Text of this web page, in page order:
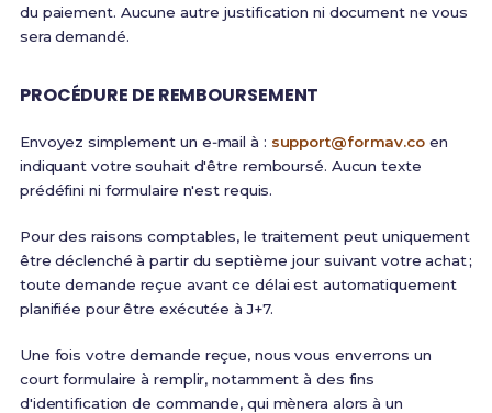
du paiement. Aucune autre justification ni document ne vous
sera demandé.
PROCÉDURE DE REMBOURSEMENT
Envoyez simplement un e‑mail à : support@formav.coen
indiquant votre souhait d'être remboursé. Aucun texte
prédéfini ni formulaire n'est requis.
Pour des raisons comptables, le traitement peut uniquement
être déclenché à partir du septième jour suivant votre achat ;
toute demande reçue avant ce délai est automatiquement
planifiée pour être exécutée à J+7.
Une fois votre demande reçue, nous vous enverrons un
court formulaire à remplir, notamment à des fins
d'identification de commande, qui mènera alors à un